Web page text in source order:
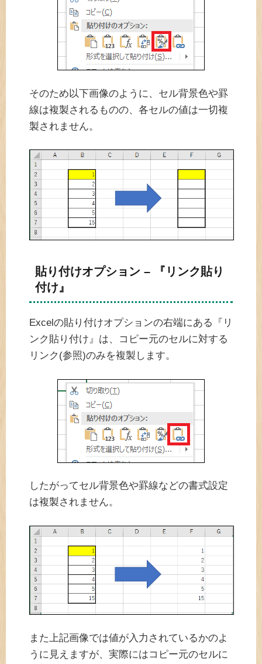
そのため以下画像のように、セル背景色や罫
線は複製されるものの、各セルの値は一切複
製されません。
貼り付けオプション – 『リンク貼り
付け』
Excelの貼り付けオプションの右端にある『リ
ンク貼り付け』は、コピー元のセルに対する
リンク(参照)のみを複製します。
したがってセル背景色や罫線などの書式設定
は複製されません。
また上記画像では値が入力されているかのよ
うに見えますが、実際にはコピー元のセルに